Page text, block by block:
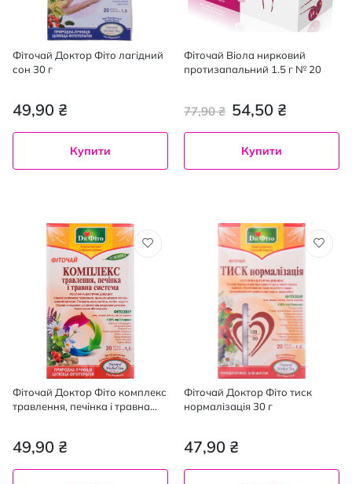
Фіточай Доктор Фіто лагідний
сон 30 г
49,90 ₴
Купити
Фіточай Віола нирковий
протизапальний 1.5 г № 20
54,50 ₴
77,90 ₴
Купити
Фіточай Доктор Фіто комплекс
травлення, печінка і травна
49,90 ₴
Фіточай Доктор Фіто тиск
нормалізація 30 г
47,90 ₴